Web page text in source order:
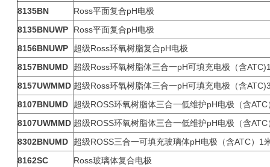
8135BN
Ross平面复合pH电极
8135BNUWP
Ross平面复合pH电极
8156BNUWP
超级Ross环氧树脂复合pH电极
8157BNUMD
超级Ross环氧树脂体三合一pH可填充电极（含
8157UWMMD 超级Ross环氧树脂体三合一pH可填充电极（含
8107BNUMD
超级ROSS环氧树脂体三合一低维护pH电极（含
8107UWMMD 超级ROSS环氧树脂体三合一低维护pH电极（含
8302BNUMD
超级ROSS三合一可填充玻璃体pH电极（含ATC）1
8162SC
Ross玻璃体复合电极